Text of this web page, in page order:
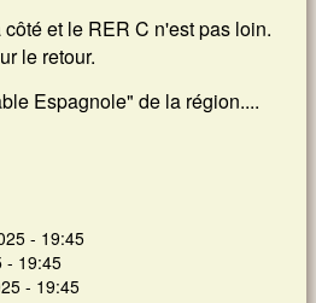
et le RER C n'est pas loin.
le retour.
Espagnole" de la région....
- 19:45
- 19:45
- 19:45